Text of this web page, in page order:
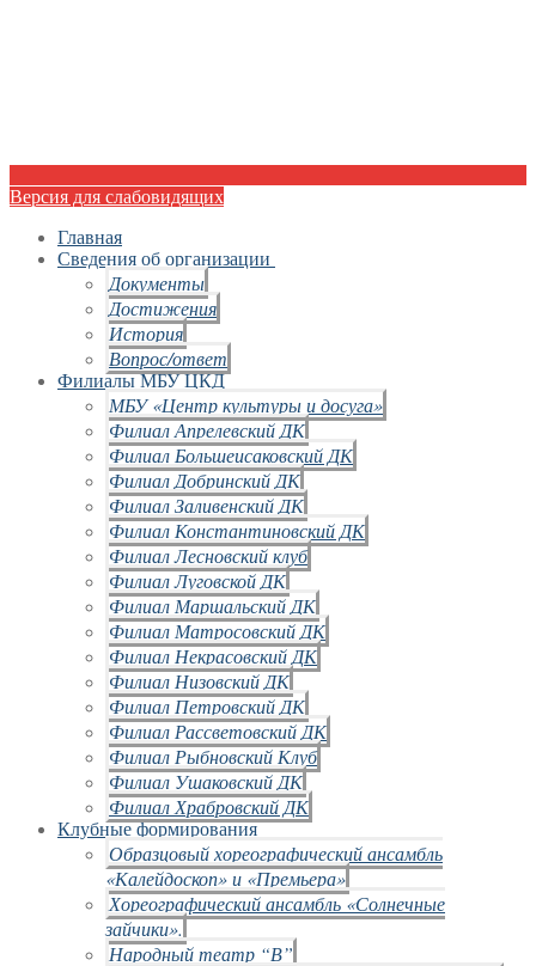
Версия для слабовидящих
Главная
Сведения об организации
Документы
Достижения
История
Вопрос/ответ
Филиалы МБУ ЦКД
МБУ «Центр культуры и досуга»
Филиал Апрелевский ДК
Филиал Большеисаковский ДК
Филиал Добринский ДК
Филиал Заливенский ДК
Филиал Константиновский ДК
Филиал Лесновский клуб
Филиал Луговской ДК
Филиал Маршальский ДК
Филиал Матросовский ДК
Филиал Некрасовский ДК
Филиал Низовский ДК
Филиал Петровский ДК
Филиал Рассветовский ДК
Филиал Рыбновский Клуб
Филиал Ушаковский ДК
Филиал Храбровский ДК
Клубные формирования
Образцовый хореографический ансамбль
«Калейдоскоп» и «Премьера»
Хореографический ансамбль «Солнечные
зайчики».
Народный театр “В”